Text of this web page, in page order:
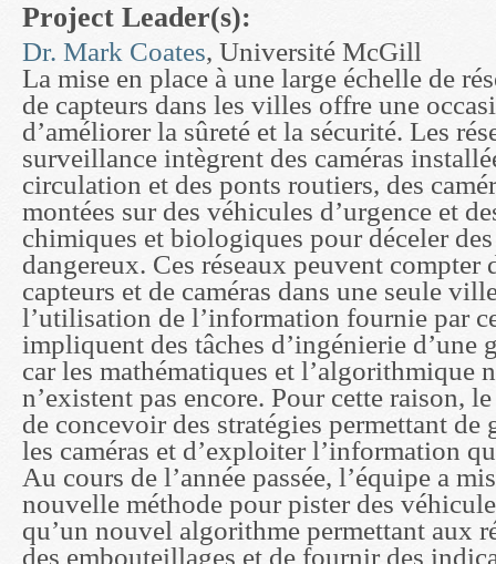
Project Leader(s):
Dr. Mark Coates, Université McGill
La mise en place à une large échelle de
de capteurs dans les villes offre une
d’améliorer la sûreté et la sécurité. Les
surveillance intègrent des caméras
circulation et des ponts routiers, des
montées sur des véhicules d’urgence et
chimiques et biologiques pour déceler
dangereux. Ces réseaux peuvent compter
capteurs et de caméras dans une seule
l’utilisation de l’information fournie par
impliquent des tâches d’ingénierie d’une
car les mathématiques et l’algorithmique
n’existent pas encore. Pour cette raison,
de concevoir des stratégies permettant de
les caméras et d’exploiter l’information
Au cours de l’année passée, l’équipe a
nouvelle méthode pour pister des
qu’un nouvel algorithme permettant aux
des embouteillages et de fournir des